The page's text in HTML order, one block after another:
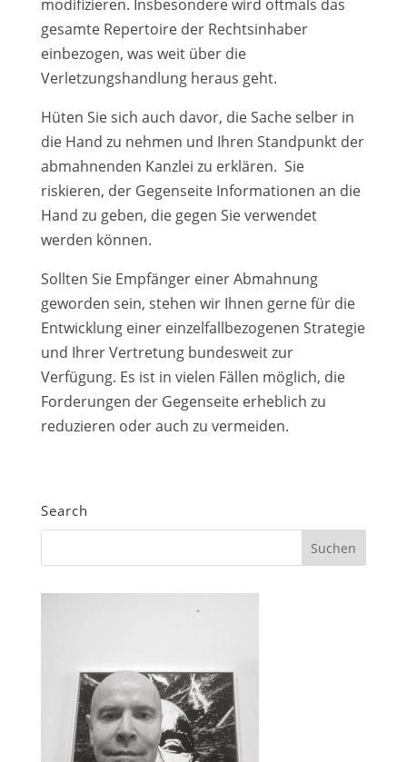
modifizieren. Insbesondere wird oftmals das
gesamte Repertoire der Rechtsinhaber
einbezogen, was weit über die
Verletzungshandlung heraus geht.
Hüten Sie sich auch davor, die Sache selber in
die Hand zu nehmen und Ihren Standpunkt der
abmahnenden Kanzlei zu erklären. Sie
riskieren, der Gegenseite Informationen an die
Hand zu geben, die gegen Sie verwendet
werden können.
Sollten Sie Empfänger einer Abmahnung
geworden sein, stehen wir Ihnen gerne für die
Entwicklung einer einzelfallbezogenen Strategie
und Ihrer Vertretung bundesweit zur
Verfügung. Es ist in vielen Fällen möglich, die
Forderungen der Gegenseite erheblich zu
reduzieren oder auch zu vermeiden.
Search